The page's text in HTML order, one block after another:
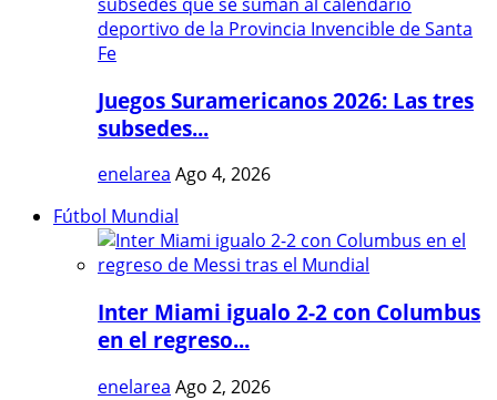
Juegos Suramericanos 2026: Las tres
subsedes...
enelarea Ago 4, 2026
Fútbol Mundial
Inter Miami igualo 2-2 con Columbus
en el regreso...
enelarea Ago 2, 2026